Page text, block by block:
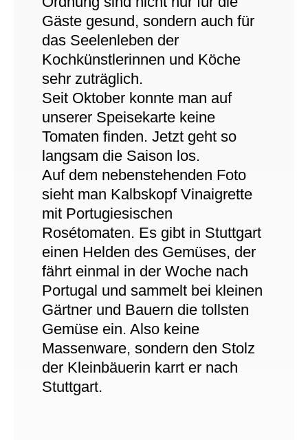
Gäste gesund, sondern auch für
das Seelenleben der
Kochkünstlerinnen und Köche
sehr zuträglich.
Seit Oktober konnte man auf
unserer Speisekarte keine
Tomaten finden. Jetzt geht so
langsam die Saison los.
Auf dem nebenstehenden Foto
sieht man Kalbskopf Vinaigrette
mit Portugiesischen
Rosétomaten. Es gibt in Stuttgart
einen Helden des Gemüses, der
fährt einmal in der Woche nach
Portugal und sammelt bei kleinen
Gärtner und Bauern die tollsten
Gemüse ein. Also keine
Massenware, sondern den Stolz
der Kleinbäuerin karrt er nach
Stuttgart.